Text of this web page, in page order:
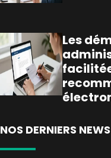
Les
NOS DERNIERS NEWS